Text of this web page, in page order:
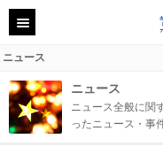
ニュース
ニュース
ニュース全般に関
ったニュース・事